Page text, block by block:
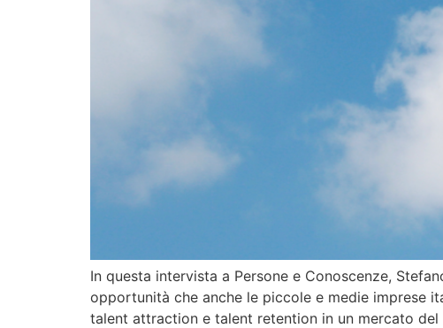
In questa intervista a Persone e Conoscenze,
opportunità che anche le piccole e medie imprese
talent attraction e talent retention in un mercato